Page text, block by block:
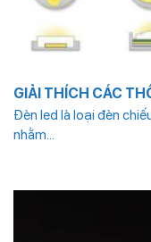
GIẢI THÍCH CÁC
Đèn led là loại đèn
nhằm...